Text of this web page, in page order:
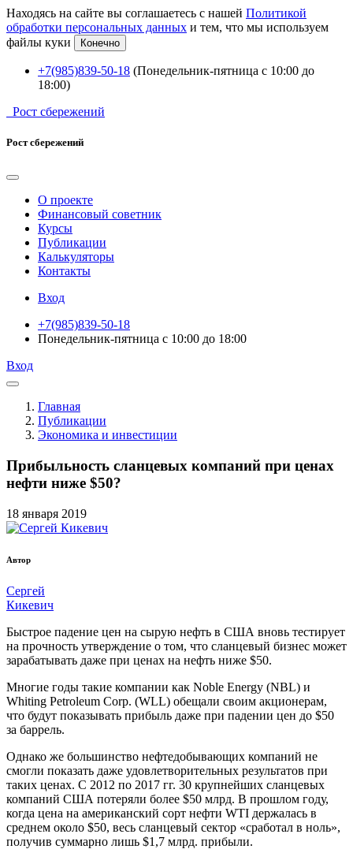
Находясь на сайте вы соглашаетесь с нашей Политикой
обработки персональных данных и тем, что мы используем
файлы куки
Конечно
+7(985)839-50-18 (Понедельник-пятница с 10:00 до
18:00)
Рост сбережений
Рост сбережений
О проекте
Финансовый советник
Курсы
Публикации
Калькуляторы
Контакты
Вход
+7(985)839-50-18
Понедельник-пятница с 10:00 до 18:00
Вход
Главная
Публикации
Экономика и инвестиции
Прибыльность сланцевых компаний при ценах
нефти ниже $50?
18 января 2019
Автор
Сергей
Кикевич
Быстрое падение цен на сырую нефть в США вновь тестирует
на прочность утверждение о том, что сланцевый бизнес может
зарабатывать даже при ценах на нефть ниже $50.
Многие годы такие компании как Noble Energy (NBL) и
Whiting Petroleum Corp. (WLL) обещали своим акционерам,
что будут показывать прибыль даже при падении цен до $50
за баррель.
Однако же большинство нефтедобывающих компаний не
смогли показать даже удовлетворительных результатов при
таких ценах. С 2012 по 2017 гг. 30 крупнейших сланцевых
компаний США потеряли более $50 млрд. В прошлом году,
когда цена на американский сорт нефти WTI держалась в
среднем около $50, весь сланцевый сектор «сработал в ноль»,
получив суммарно лишь $1,7 млрд. прибыли.